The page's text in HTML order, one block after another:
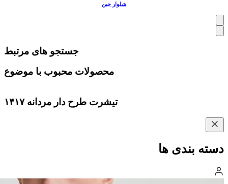
شلوار جین
جستجو های مرتبط
محصولات محبوب با موضوع
تیشرت طرح دار مردانه ۱۴۱۷
دسته بندی ها